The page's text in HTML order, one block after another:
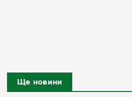
Ще новини